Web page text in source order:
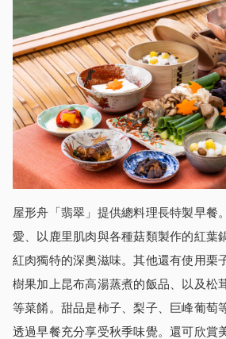
屋形舟「翡翠」提供總料理長特製早餐
愛、以鹿里肌肉與各種菇類製作的紅葉
紅肉獨特的深奧滋味。其他還有使用栗
樹果加上昆布高湯蒸煮的飯品、以及松
等菜餚。甜品是柿子、梨子、巨峰葡萄
透過早餐充分享受秋季味覺。還可欣賞